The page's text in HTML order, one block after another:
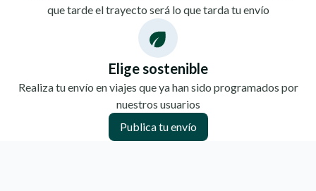
que tarde el trayecto será lo que tarda tu envío
Elige sostenible
Realiza tu envío en viajes que ya han sido programados por
nuestros usuarios
Publica tu envío